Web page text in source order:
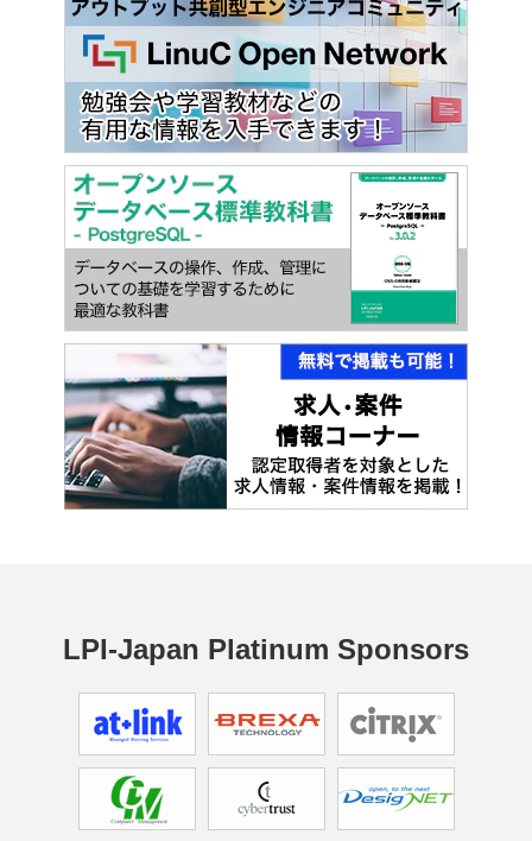
LPI-Japan Platinum Sponsors